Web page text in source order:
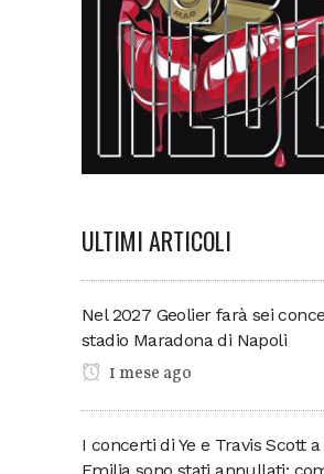
ULTIMI ARTICOLI
Nel 2027 Geolier farà sei
stadio Maradona di Napoli
1 mese ago
I concerti di Ye e Travis Scott a